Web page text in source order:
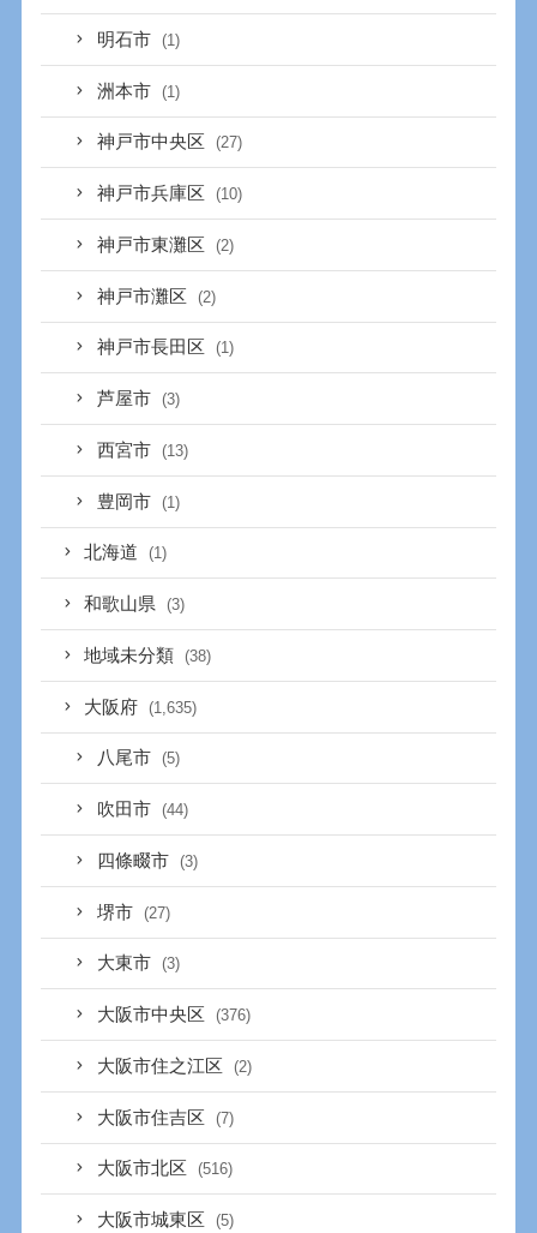
明石市 (1)
洲本市 (1)
神戸市中央区 (27)
神戸市兵庫区 (10)
神戸市東灘区 (2)
神戸市灘区 (2)
神戸市長田区 (1)
芦屋市 (3)
西宮市 (13)
豊岡市 (1)
北海道 (1)
和歌山県 (3)
地域未分類 (38)
大阪府 (1,635)
八尾市 (5)
吹田市 (44)
四條畷市 (3)
堺市 (27)
大東市 (3)
大阪市中央区 (376)
大阪市住之江区 (2)
大阪市住吉区 (7)
大阪市北区 (516)
大阪市城東区 (5)